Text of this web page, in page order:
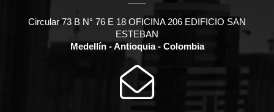
Circular 73 B N° 76 E 18 OFICINA 206 EDIFICIO SAN
ESTEBAN
Medellín - Antioquia - Colombia